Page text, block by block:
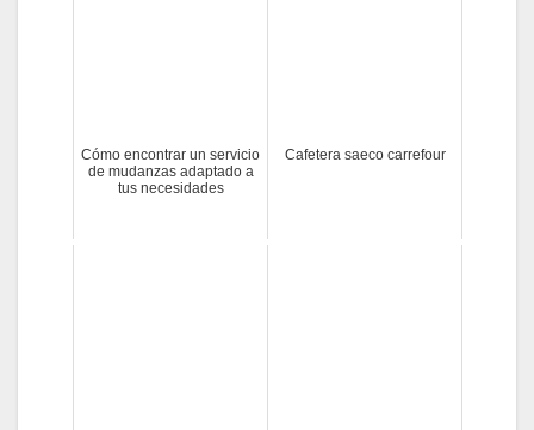
Cómo encontrar un servicio
de mudanzas adaptado a
tus necesidades
Cafetera saeco carrefour